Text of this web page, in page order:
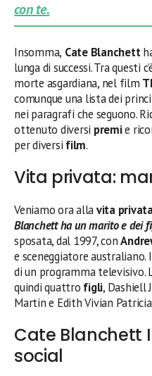
con te.
Insomma, Cate Blanchett
lunga di successi. Tra questi
morte asgardiana, nel film
comunque una lista dei
nei paragrafi che seguono.
ottenuto diversi premie
per diversi film.
Vita privata:
Veniamo ora allavita
Blanchett ha un marito e dei
sposata, dal 1997, con
e sceneggiatore
di un programma televisivo.
quindi quattro figli, Dashiell
Martin e Edith Vivian
Cate Blanchett
social